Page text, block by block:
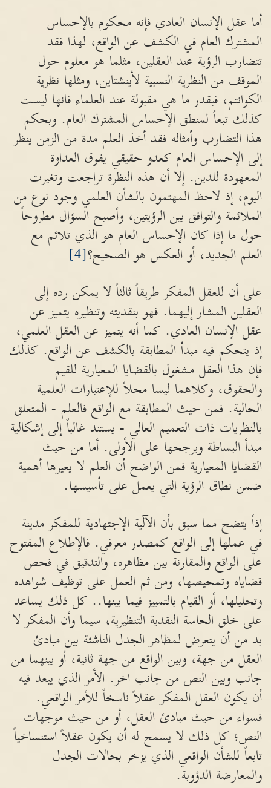
أما عقل الإنسان العادي فإنه محكوم بالإحساس
المشترك العام في الكشف عن الواقع، لهذا فقد
تتضارب الرؤية عند العقلين، مثلما هو معلوم حول
الموقف من النظرية النسبية لأينشتاين، ومثلها نظرية
الكوانتم، فبقدر ما هي مقبولة عند العلماء فانها ليست
كذلك تبعاً لمنطق الإحساس المشترك العام. وبحكم
هذا التضارب وأمثاله فقد أخذ العلم مدة من الزمن ينظر
إلى الإحساس العام كعدو حقيقي يفوق العداوة
المعهودة للدين. إلا أن هذه النظرة تراجعت وتغيرت
اليوم، إذ لاحظ المهتمون بالشأن العلمي وجود نوع من
الملائمة والتوافق بين الرؤيتين، وأصبح السؤال مطروحاً
حول ما إذا كان الإحساس العام هو الذي تلائم مع
العلم الجديد، أو العكس هو الصحيح؟[4]
على أن للعقل المفكر طريقاً ثالثاً لا يمكن رده إلى
العقلين المشار إليهما. فهو بنقديته وتنظيره يتميز عن
عقل الإنسان العادي. كما أنه يتميز عن العقل العلمي،
إذ يتحكم فيه مبدأ المطابقة بالكشف عن الواقع. كذلك
فإن هذا العقل مشغول بالقضايا المعيارية للقيم
والحقوق، وكلاهما ليسا محلاً للإعتبارات العلمية
الحالية. فمن حيث المطابقة مع الواقع فالعلم - المتعلق
بالنظريات ذات التعميم العالي - يستند غالباً إلى إشكالية
مبدأ البساطة ويرجحها على الأولى. أما من حيث
القضايا المعيارية فمن الواضح أن العلم لا يعيرها أهمية
ضمن نطاق الرؤية التي يعمل على تأسيسها.
إذاً يتضح مما سبق بأن الآلية الإجتهادية للمفكر مدينة
في عملها إلى الواقع كمصدر معرفي. فالإطلاع المفتوح
على الواقع والمقارنة بين مظاهره، والتدقيق في فحص
قضاياه وتمحيصها، ومن ثم العمل على توظيف شواهده
وتحليلها، أو القيام بالتمييز فيما بينها.. كل ذلك يساعد
على خلق الحاسة النقدية التنظيرية، سيما وأن المفكر لا
بد من أن يتعرض لمظاهر الجدل الناشئة بين مبادئ
العقل من جهة، وبين الواقع من جهة ثانية، أو بينهما من
جانب وبين النص من جانب اخر. الأمر الذي يبعد فيه
أن يكون العقل المفكر عقلاً ناسخاً للأمر الواقعي.
فسواء من حيث مبادئ العقل، أو من حيث موجهات
النص؛ كل ذلك لا يسمح له أن يكون عقلاً استنساخياً
تابعاً للشأن الواقعي الذي يزخر بحالات الجدل
والمعارضة الدؤوبة.